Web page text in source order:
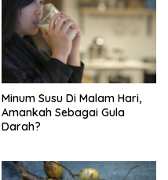
Minum Susu Di Malam Hari,
Amankah Sebagai Gula
Darah?